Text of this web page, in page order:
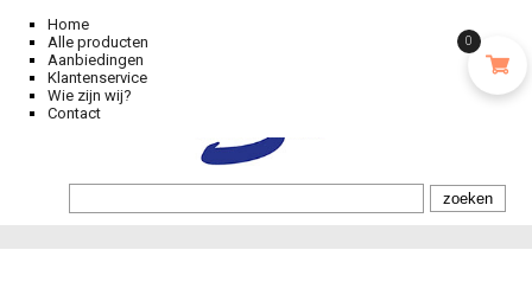
Home
Alle producten
Aanbiedingen
Klantenservice
Wie zijn wij?
Contact
0